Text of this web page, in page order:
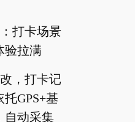
打卡场景
验拉满
，打卡记
GPS+基
自动采集